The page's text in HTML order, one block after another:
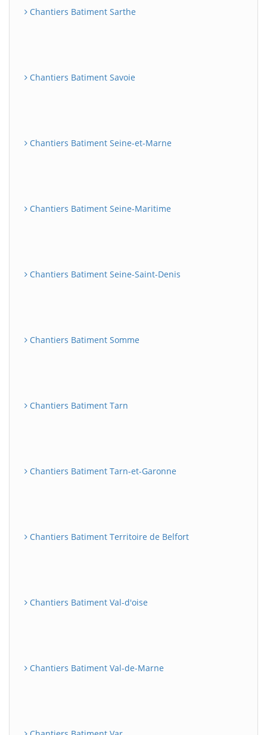
Chantiers Batiment Sarthe
Chantiers Batiment Savoie
Chantiers Batiment Seine-et-Marne
Chantiers Batiment Seine-Maritime
Chantiers Batiment Seine-Saint-Denis
Chantiers Batiment Somme
Chantiers Batiment Tarn
Chantiers Batiment Tarn-et-Garonne
Chantiers Batiment Territoire de Belfort
Chantiers Batiment Val-d'oise
Chantiers Batiment Val-de-Marne